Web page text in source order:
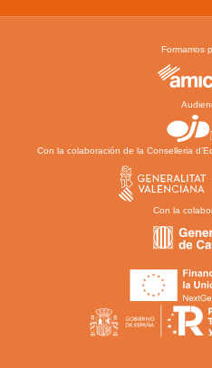
Formamos
Con la colaboración de la Conselleria
Con la